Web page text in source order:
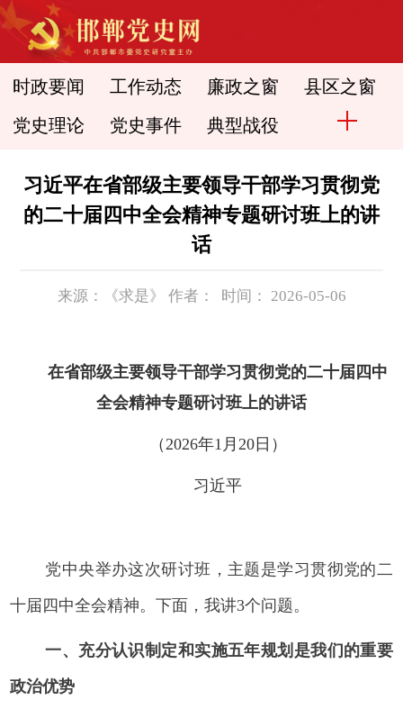
时政要闻 工作动态 廉政之窗 县区之窗
党史理论 党史事件 典型战役
习近平在省部级主要领导干部学习贯彻党
的二十届四中全会精神专题研讨班上的讲
话
来源：《求是》 作者： 时间： 2026-05-06
在省部级主要领导干部学习贯彻党的二十届四中
全会精神专题研讨班上的讲话
（2026年1月20日）
习近平
党中央举办这次研讨班，主题是学习贯彻党的二
十届四中全会精神。下面，我讲3个问题。
一、充分认识制定和实施五年规划是我们的重要
政治优势